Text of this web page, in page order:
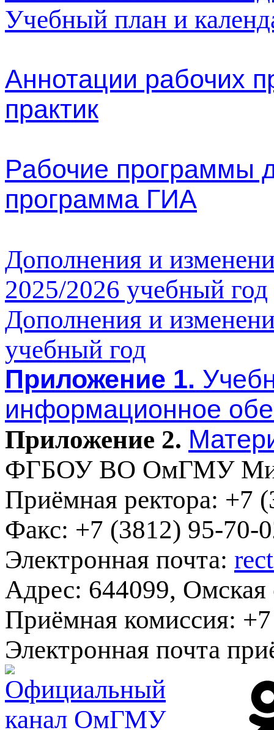
Учебный план и
практик
программа ГИА
Дополнения и
2025/2026 учебный год
Дополнения и
учебный год
Приложение 1.
информационное
Приложение 2.
ФГБОУ ВО ОмГМУ
Приёмная ректора:+7
Факс:+7 (3812) 95-70-
Электронная почта:
Адрес:644099, Омская
Приёмная комиссия:
Электронная почта